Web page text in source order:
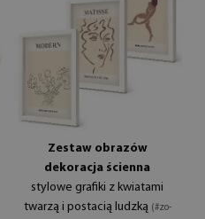
Zestaw obrazów
dekoracja ścienna
stylowe grafiki z kwiatami
twarzą i postacią ludzką (#zo-